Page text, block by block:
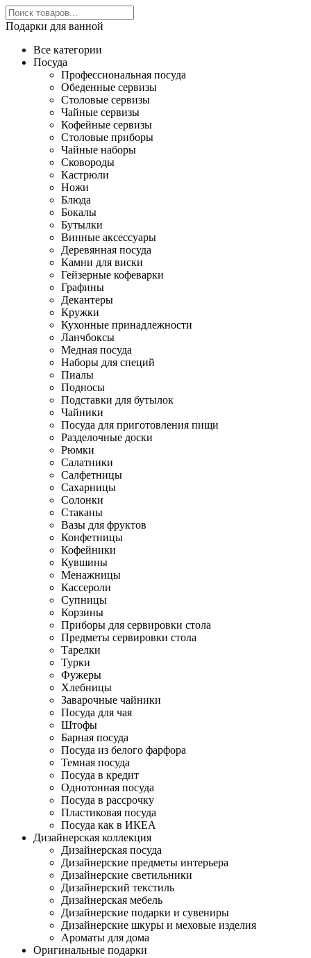
Подарки для ванной
Все категории
Посуда
Профессиональная посуда
Обеденные сервизы
Столовые сервизы
Чайные сервизы
Кофейные сервизы
Столовые приборы
Чайные наборы
Сковороды
Кастрюли
Ножи
Блюда
Бокалы
Бутылки
Винные аксессуары
Деревянная посуда
Камни для виски
Гейзерные кофеварки
Графины
Декантеры
Кружки
Кухонные принадлежности
Ланчбоксы
Медная посуда
Наборы для специй
Пиалы
Подносы
Подставки для бутылок
Чайники
Посуда для приготовления пищи
Разделочные доски
Рюмки
Салатники
Салфетницы
Сахарницы
Солонки
Стаканы
Вазы для фруктов
Конфетницы
Кофейники
Кувшины
Менажницы
Кассероли
Супницы
Корзины
Приборы для сервировки стола
Предметы сервировки стола
Тарелки
Турки
Фужеры
Хлебницы
Заварочные чайники
Посуда для чая
Штофы
Барная посуда
Посуда из белого фарфора
Темная посуда
Посуда в кредит
Однотонная посуда
Посуда в рассрочку
Пластиковая посуда
Посуда как в ИКЕА
Дизайнерская коллекция
Дизайнерская посуда
Дизайнерские предметы интерьера
Дизайнерские светильники
Дизайнерский текстиль
Дизайнерская мебель
Дизайнерские подарки и сувениры
Дизайнерские шкуры и меховые изделия
Ароматы для дома
Оригинальные подарки